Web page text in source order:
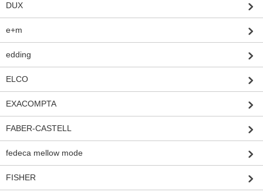
DUX
e+m
edding
ELCO
EXACOMPTA
FABER-CASTELL
fedeca mellow mode
FISHER